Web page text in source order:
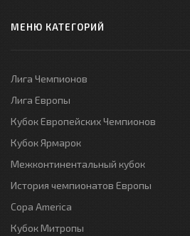
МЕНЮ КАТЕГОРИЙ
Лига Чемпионов
Лига Европы
Кубок Европейских Чемпионов
Кубок Ярмарок
Межконтинентальный кубок
История чемпионатов Европы
Copa America
Кубок Митропы